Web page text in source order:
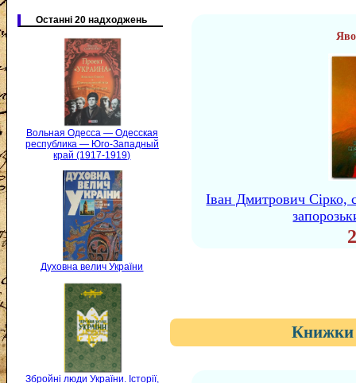
Останні 20 надходжень
Вольная Одесса — Одесская
республика — Юго-Западный
край (1917-1919)
Духовна велич України
Збройні люди України. Історії,
Іван Дмитрович Сірко,
Книжки